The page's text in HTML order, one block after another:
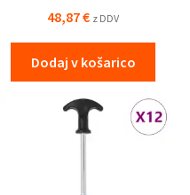
48,87€ z DDV
Dodaj v košarico